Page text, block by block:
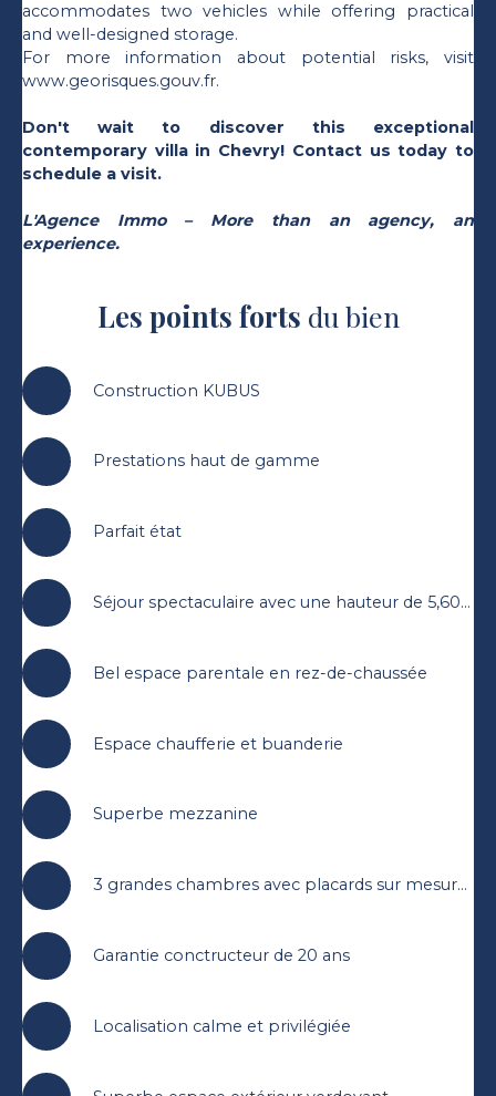
accommodates two vehicles while offering practical
and well-designed storage.
For more information about potential risks, visit
www.georisques.gouv.fr.
Don't wait to discover this exceptional
contemporary villa in Chevry! Contact us today to
schedule a visit.
L'Agence Immo – More than an agency, an
experience.
Les points forts du bien
Construction KUBUS
Prestations haut de gamme
Parfait état
Séjour spectaculaire avec une hauteur de 5,60 m
Bel espace parentale en rez-de-chaussée
Espace chaufferie et buanderie
Superbe mezzanine
3 grandes chambres avec placards sur mesures à l'étage
Garantie conctructeur de 20 ans
Localisation calme et privilégiée